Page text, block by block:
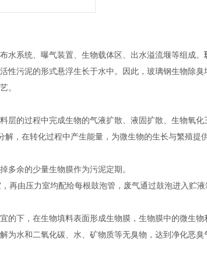
系统、曝气装置、生物载体区、出水溢流堰等组成。
污泥的形式悬浮生长于水中。因此，玻璃钢生物除臭
。
的过程中完成生物的气液扩散、液固扩散、生物氧化
，在转化过程中产生能量，为微生物的生长与繁殖提
多余的少量生物膜作为污泥定期。
再由压力室均配给每根鼓泡管，废气通过鼓泡进入贮
下，在生物填料表面形成生物膜，生物膜中的微生
水和二氧化碳、水、矿物质等无臭物，达到净化恶臭